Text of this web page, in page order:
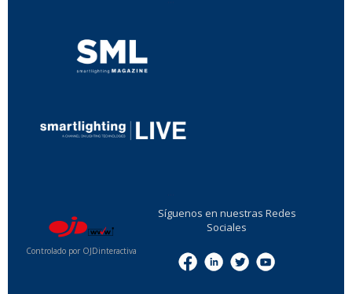
Controlado por OJDinteractiva
Síguenos en nuestras Redes
Sociales